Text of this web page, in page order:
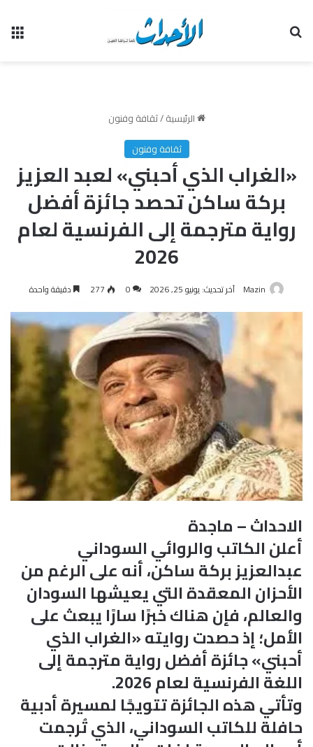
الرئيسية/ثقافة وفنون
ثقافة وفنون
«الغراب الذي أحبني» لعبد العزيز
بركة ساكن تحصد جائزة أفضل
رواية مترجمة إلى الفرنسية لعام
2026
Mazin آخر تحديث: يونيو 25, 2026 0
277 دقيقة واحدة
الاحداث – ماجدة
أعلن الكاتب والروائي السوداني
عبدالعزيز بركة ساكن، أنه على الرغم من
الأحزان المعقدة التي يعيشها السودان
والعالم، فإن هناك خبرًا سارًا يبعث على
الأمل؛ إذ حصدت روايته «الغراب الذي
أحبني» جائزة أفضل رواية مترجمة إلى
اللغة الفرنسية لعام 2026.
وتأتي هذه الجائزة تتويجًا لمسيرة أدبية
حافلة للكاتب السوداني، الذي تُرجمت